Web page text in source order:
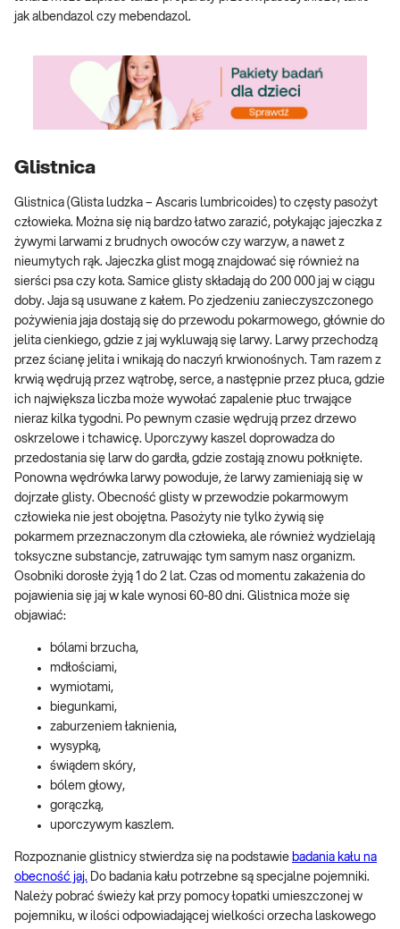
jak albendazol czy mebendazol.
Glistnica
Glistnica (Glista ludzka – Ascaris lumbricoides) to częsty pasożyt
człowieka. Można się nią bardzo łatwo zarazić, połykając jajeczka z
żywymi larwami z brudnych owoców czy warzyw, a nawet z
nieumytych rąk. Jajeczka glist mogą znajdować się również na
sierści psa czy kota. Samice glisty składają do 200 000 jaj w ciągu
doby. Jaja są usuwane z kałem. Po zjedzeniu zanieczyszczonego
pożywienia jaja dostają się do przewodu pokarmowego, głównie do
jelita cienkiego, gdzie z jaj wykluwają się larwy. Larwy przechodzą
przez ścianę jelita i wnikają do naczyń krwionośnych. Tam razem z
krwią wędrują przez wątrobę, serce, a następnie przez płuca, gdzie
ich największa liczba może wywołać zapalenie płuc trwające
nieraz kilka tygodni. Po pewnym czasie wędrują przez drzewo
oskrzelowe i tchawicę. Uporczywy kaszel doprowadza do
przedostania się larw do gardła, gdzie zostają znowu połknięte.
Ponowna wędrówka larwy powoduje, że larwy zamieniają się w
dojrzałe glisty. Obecność glisty w przewodzie pokarmowym
człowieka nie jest obojętna. Pasożyty nie tylko żywią się
pokarmem przeznaczonym dla człowieka, ale również wydzielają
toksyczne substancje, zatruwając tym samym nasz organizm.
Osobniki dorosłe żyją 1 do 2 lat. Czas od momentu zakażenia do
pojawienia się jaj w kale wynosi 60-80 dni. Glistnica może się
objawiać:
bólami brzucha,
mdłościami,
wymiotami,
biegunkami,
zaburzeniem łaknienia,
wysypką,
świądem skóry,
bólem głowy,
gorączką,
uporczywym kaszlem.
Rozpoznanie glistnicy stwierdza się na podstawie badania kału na
obecność jaj. Do badania kału potrzebne są specjalne pojemniki.
Należy pobrać świeży kał przy pomocy łopatki umieszczonej w
pojemniku, w ilości odpowiadającej wielkości orzecha laskowego